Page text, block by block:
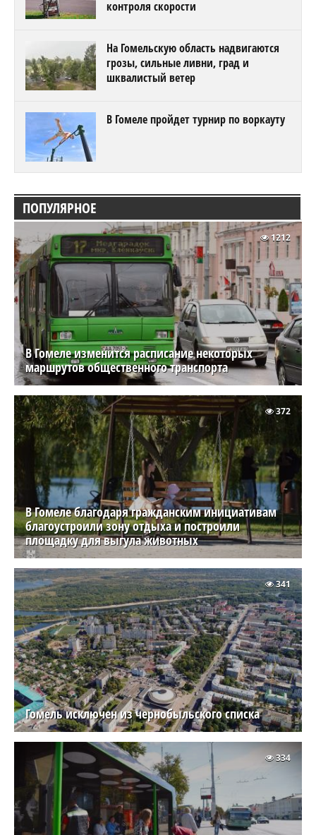
контроля скорости
На Гомельскую область надвигаются
грозы, сильные ливни, град и
шквалистый ветер
В Гомеле пройдет турнир по воркауту
ПОПУЛЯРНОЕ
В Гомеле изменится расписание некоторых
маршрутов общественного транспорта
1212
В Гомеле благодаря гражданским инициативам
благоустроили зону отдыха и построили
площадку для выгула животных
372
Гомель исключен из чернобыльского списка
341
334